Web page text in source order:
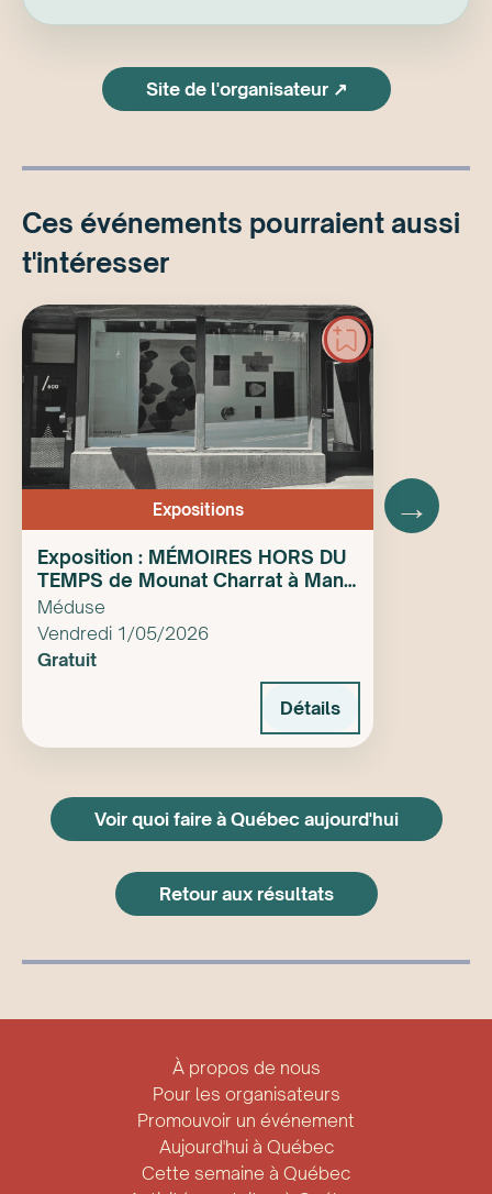
Site de l'organisateur ↗
Ces événements pourraient aussi
t'intéresser
Expositions
Exposition : MÉMOIRES HORS DU
TEMPS de Mounat Charrat à Manif
d’art
Méduse
Vendredi 1/05/2026
Gratuit
Détails
→
Voir quoi faire à Québec aujourd'hui
Retour aux résultats
À propos de nous
Pour les organisateurs
Promouvoir un événement
Aujourd'hui à Québec
Cette semaine à Québec